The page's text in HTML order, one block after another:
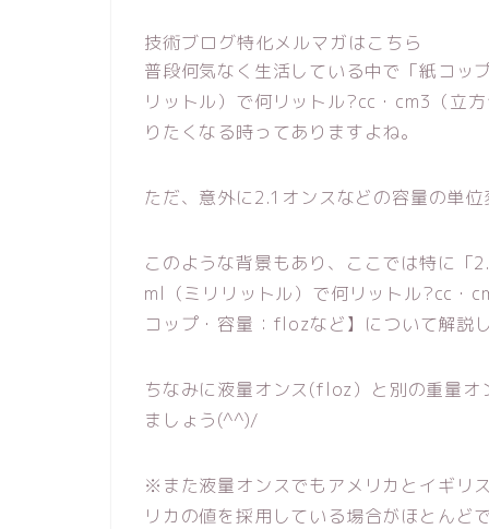
技術ブログ特化メルマガはこちら
普段何気なく生活している中で「紙コ
リットル）で何リットル?cc・cm3（立
りたくなる時ってありますよね。
ただ、意外に2.1オンスなどの容量の単
このような背景もあり、ここでは特に
ml（ミリリットル）で何リットル?cc・
コップ・容量：flozなど】について解説
ちなみに液量オンス(floz）と別の重量
ましょう(^^)/
※また液量オンスでもアメリカとイギリ
リカの値を採用している場合がほとんど